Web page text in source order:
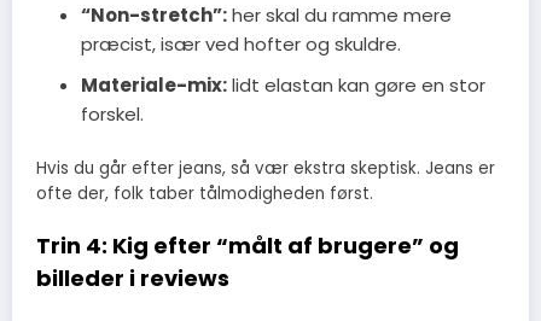
“Non-stretch”:her skal du ramme mere
præcist, især ved hofter og skuldre.
Materiale-mix:lidt elastan kan gøre en stor
forskel.
Hvis du går efter jeans, så vær ekstra skeptisk. Jeans er
ofte der, folk taber tålmodigheden først.
Trin 4: Kig efter “målt af brugere” og
billeder i reviews